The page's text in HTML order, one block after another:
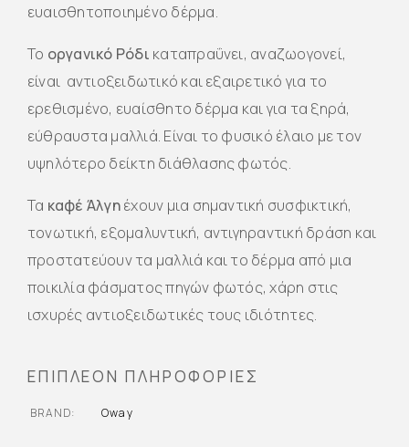
ευαισθητοποιημένο δέρμα.
Το οργανικό Ρόδι καταπραΰνει, αναζωογονεί,
είναι αντιοξειδωτικό και εξαιρετικό για το
ερεθισμένο, ευαίσθητο δέρμα και για τα ξηρά,
εύθραυστα μαλλιά. Είναι το φυσικό έλαιο με τον
υψηλότερο δείκτη διάθλασης φωτός.
Τα καφέ Άλγηέχουν μια σημαντική συσφικτική,
τονωτική, εξομαλυντική, αντιγηραντική δράση και
προστατεύουν τα μαλλιά και το δέρμα από μια
ποικιλία φάσματος πηγών φωτός, χάρη στις
ισχυρές αντιοξειδωτικές τους ιδιότητες.
ΕΠΙΠΛΈΟΝ ΠΛΗΡΟΦΟΡΊΕΣ
BRAND Oway